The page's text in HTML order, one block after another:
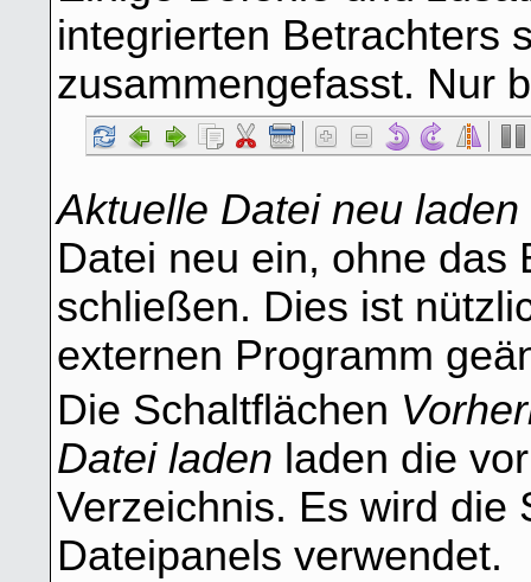
integrierten Betrachters
zusammengefasst. Nur
Aktuelle Datei neu laden
Datei neu ein, ohne das
schließen. Dies ist
externen Programm
Die Schaltflächen
Datei laden laden die
Verzeichnis. Es wird die
Dateipanels verwendet.